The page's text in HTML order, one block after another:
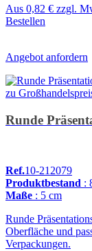
Aus 0,82 € zzgl.
Bestellen
Angebot anfordern
Runde
Ref.10-212079
Produktbestand :
Maße : 5 cm
Runde
Oberfläche und
Verpackungen.